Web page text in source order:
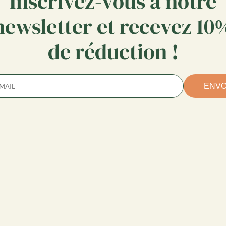
et recevez
de réduction !